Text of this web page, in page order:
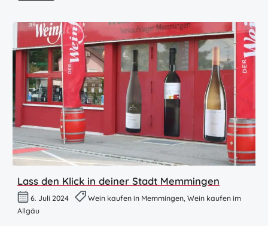
Lass den Klick in deiner Stadt Memmingen
6. Juli 2024
Wein kaufen in Memmingen, Wein kaufen im
Allgäu